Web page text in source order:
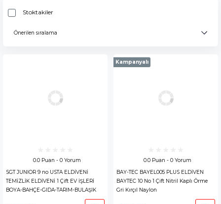
Stoktakiler
0.0 Puan - 0 Yorum
SGT JUNIOR 9 no USTA ELDİVENİ
TEMİZLİK ELDİVENİ 1 Çift EV İŞLERİ
BOYA-BAHÇE-GIDA-TARIM-BULAŞIK
Kampanyalı
0.0 Puan - 0 Yorum
BAY-TEC BAYEL005 PLUS ELDİVEN
BAYTEC 10 No 1 Çift Nitril Kaplı Örme
Gri Kırçıl Naylon